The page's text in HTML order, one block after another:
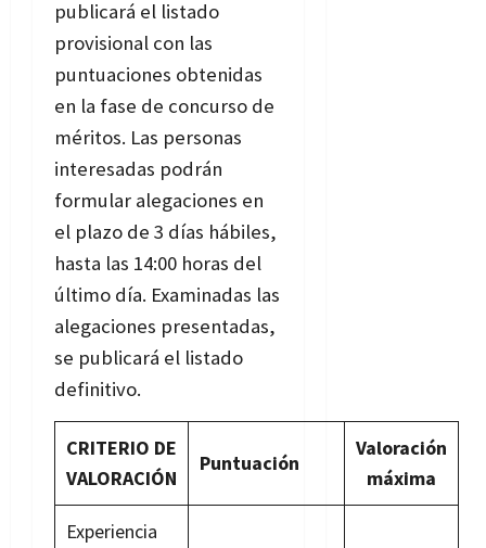
publicará el listado
provisional con las
puntuaciones obtenidas
en la fase de concurso de
méritos. Las personas
interesadas podrán
formular alegaciones en
el plazo de 3 días hábiles,
hasta las 14:00 horas del
último día. Examinadas las
alegaciones presentadas,
se publicará el listado
definitivo.
CRITERIO DE
VALORACIÓN
Puntuación
Valoración
máxima
Experiencia